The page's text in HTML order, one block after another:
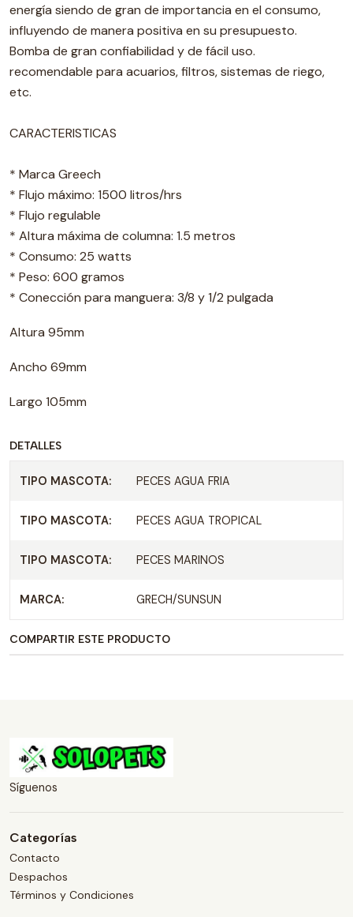
energía siendo de gran de importancia en el consumo,
influyendo de manera positiva en su presupuesto.
Bomba de gran confiabilidad y de fácil uso.
recomendable para acuarios, filtros, sistemas de riego,
etc.
CARACTERISTICAS
* Marca Greech
* Flujo máximo: 1500 litros/hrs
* Flujo regulable
* Altura máxima de columna: 1.5 metros
* Consumo: 25 watts
* Peso: 600 gramos
* Conección para manguera: 3/8 y 1/2 pulgada
Altura 95mm
Ancho 69mm
Largo 105mm
DETALLES
TIPO MASCOTA: PECES AGUA FRIA
TIPO MASCOTA: PECES AGUA TROPICAL
TIPO MASCOTA: PECES MARINOS
MARCA: GRECH/SUNSUN
COMPARTIR ESTE PRODUCTO
Síguenos
Categorías
Contacto
Despachos
Términos y Condiciones